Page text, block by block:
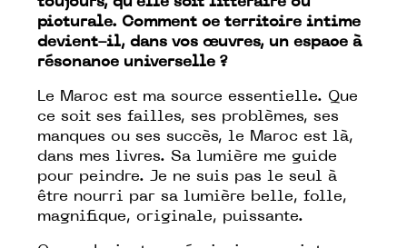
picturale. Comment ce territoire intime
devient-il, dans vos œuvres, un espace à
résonance universelle ?
Le Maroc est ma source essentielle. Que
ce soit ses failles, ses problèmes, ses
manques ou ses succès, le Maroc est là,
dans mes livres. Sa lumière me guide
pour peindre. Je ne suis pas le seul à
être nourri par sa lumière belle, folle,
magnifique, originale, puissante.